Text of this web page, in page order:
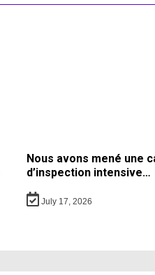
Nous avons mené une
d’inspection intensive…
July 17, 2026